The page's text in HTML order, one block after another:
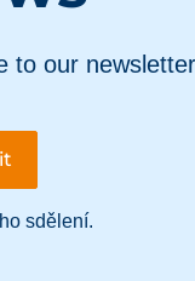
to our
sdělení.